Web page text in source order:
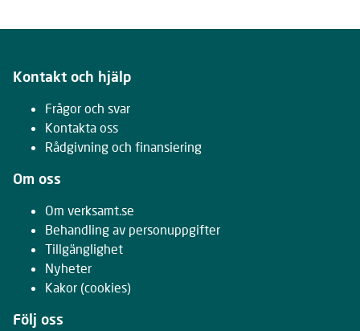
Kontakt och hjälp
Frågor och svar
Kontakta oss
Rådgivning och finansiering
Om oss
Om verksamt.se
Behandling av personuppgifter
Tillgänglighet
Nyheter
Kakor (cookies)
Följ oss